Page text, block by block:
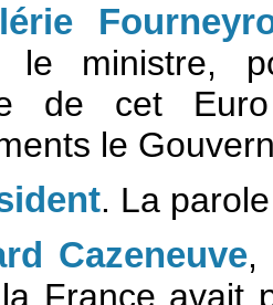
le ministre,
de cet
le
. La
Cazeneuve,
France avait